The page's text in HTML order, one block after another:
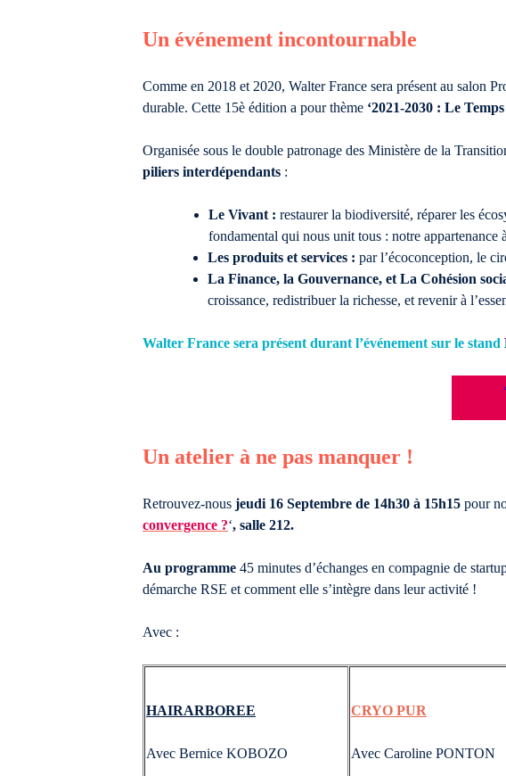
Un événement incontournable
Comme en 2018 et 2020, Walter France sera présent au salon
durable. Cette 15è édition a pour thème ‘2021-2030 : Le
Organisée sous le double patronage des Ministère de la
piliers interdépendants :
Le Vivant : restaurer la biodiversité, réparer les
fondamental qui nous unit tous : notre
Les produits et services : par l’écoconception, le
La Finance, la Gouvernance, et La Cohésion
croissance, redistribuer la richesse, et revenir à
Walter France sera présent durant l’événement sur le stand
Un atelier à ne pas manquer !
Retrouvez-nous jeudi 16 Septembre de 14h30 à 15h15 pour
convergence ?‘, salle 212.
Au programme 45 minutes d’échanges en compagnie de
démarche RSE et comment elle s’intègre dans leur activité !
Avec :
HAIRARBOREE
Avec Bernice KOBOZO
CRYO PUR
Avec Caroline PONTON